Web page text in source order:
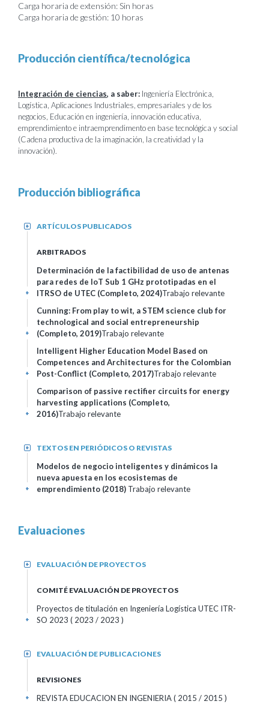
Carga horaria de extensión: Sin horas
Carga horaria de gestión: 10 horas
Producción científica/tecnológica
Integración de ciencias, a saber: Ingeniería Electrónica,
Logística, Aplicaciones Industriales, empresariales y de los
negocios, Educación en ingeniería, innovación educativa,
emprendimiento e intraemprendimento en base tecnológica y social
(Cadena productiva de la imaginación, la creatividad y la
innovación).
Producción bibliográfica
ARTÍCULOS PUBLICADOS
+
ARBITRADOS
Determinación de la factibilidad de uso de antenas
para redes de IoT Sub 1 GHz prototipadas en el
ITRSO de UTEC (Completo, 2024)Trabajo relevante
+
Cunning: From play to wit, a STEM science club for
technological and social entrepreneurship
(Completo, 2019)Trabajo relevante
+
Intelligent Higher Education Model Based on
Competences and Architectures for the Colombian
Post-Conflict (Completo, 2017)Trabajo relevante
+
Comparison of passive rectifier circuits for energy
harvesting applications (Completo,
2016)Trabajo relevante
+
TEXTOS EN PERIÓDICOS O REVISTAS
+
Modelos de negocio inteligentes y dinámicos la
nueva apuesta en los ecosistemas de
emprendimiento (2018) Trabajo relevante
+
Evaluaciones
EVALUACIÓN DE PROYECTOS
+
COMITÉ EVALUACIÓN DE PROYECTOS
Proyectos de titulación en Ingeniería Logística UTEC ITR-
SO 2023 ( 2023 / 2023 )
+
EVALUACIÓN DE PUBLICACIONES
+
REVISIONES
REVISTA EDUCACION EN INGENIERIA( 2015 / 2015 )
+